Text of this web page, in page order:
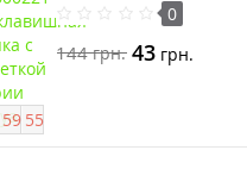
59 54
подсветкой серии Anya
0
144грн. 43 грн.